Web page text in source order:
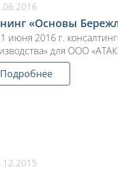
«Основы
июня 2016 г.
для ООО
Подробнее